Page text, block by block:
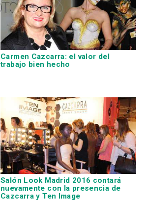
Carmen Cazcarra: el valor del
trabajo bien hecho
Salón Look Madrid 2016 contará
nuevamente con la presencia de
Cazcarra yTen Image